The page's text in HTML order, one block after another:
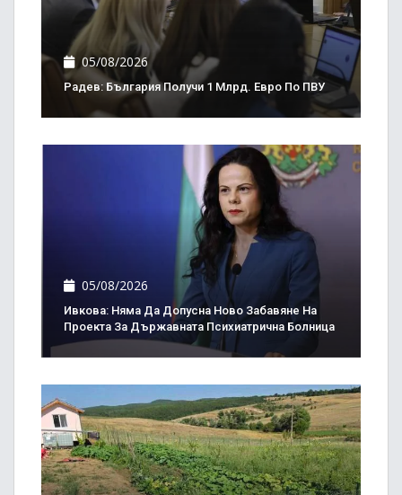
05/08/2026
Радев: България Получи 1 Млрд. Евро По ПВУ
05/08/2026
Ивкова: Няма Да Допусна Ново Забавяне На
Проекта За Държавната Психиатрична Болница